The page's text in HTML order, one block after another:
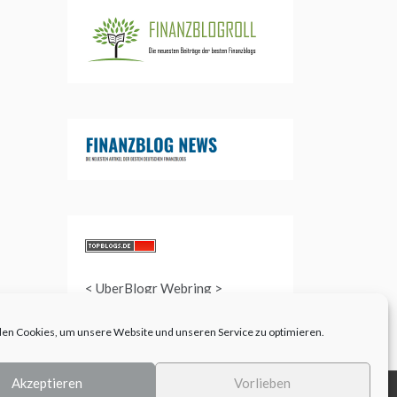
Cookies, um unsere Website und unseren Service zu optimieren.
Akzeptieren Vorlieben
< UberBlogr Webring >